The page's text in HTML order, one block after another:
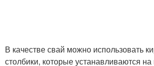
В качестве свай можно использовать
столбики, которые устанавливаются